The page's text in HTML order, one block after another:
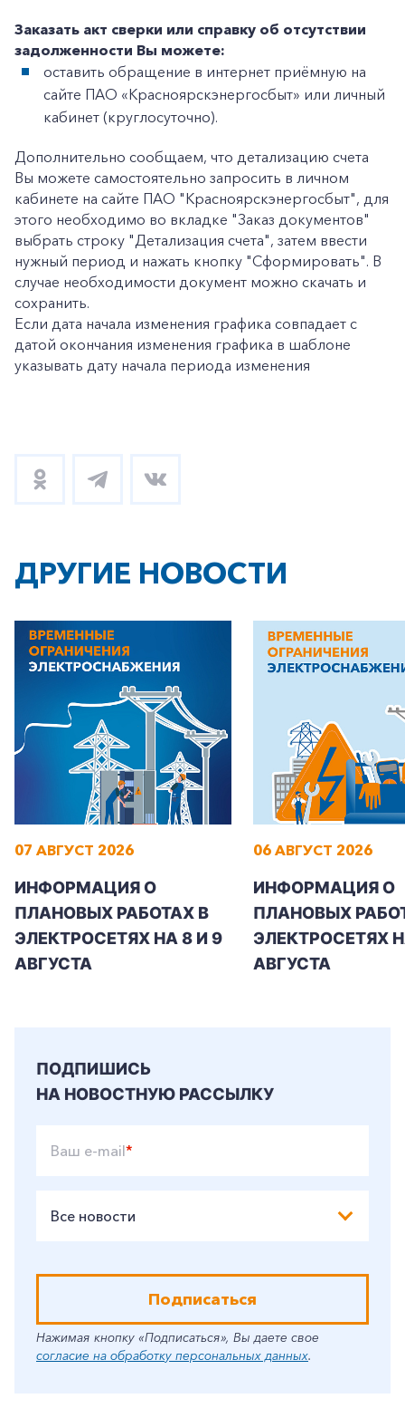
+7-800-700-24-57
Заказать обратный звонок
Частным клиентам
Корпоративным клиентам
Заказать акт сверки или справку об отсутствии
задолженности Вы можете:
оставить обращение в интернет приёмную на
сайте ПАО «Красноярскэнергосбыт» или личный
кабинет (круглосуточно).
Дополнительно сообщаем, что детализацию счета
Вы можете самостоятельно запросить в личном
кабинете на сайте ПАО "Красноярскэнергосбыт", для
этого необходимо во вкладке "Заказ документов"
выбрать строку "Детализация счета", затем ввести
нужный период и нажать кнопку "Сформировать". В
случае необходимости документ можно скачать и
сохранить.
Если дата начала изменения графика совпадает с
датой окончания изменения графика в шаблоне
указывать дату начала периода изменения
ДРУГИЕ НОВОСТИ
07 АВГУСТ 2026
ИНФОРМАЦИЯ О
ПЛАНОВЫХ РАБОТАХ В
ЭЛЕКТРОСЕТЯХ НА 8 И 9
АВГУСТА
06 АВГУСТ 2026
ИНФОРМАЦИЯ О
ПЛАНОВЫХ
ЭЛЕКТРОСЕТЯХ
АВГУСТА
ПОДПИШИСЬ
НА НОВОСТНУЮ РАССЫЛКУ
Ваш e-mail*
Все новости
Подписаться
Нажимая кнопку «Подписаться», Вы даете свое
согласие на обработку персональных данных.